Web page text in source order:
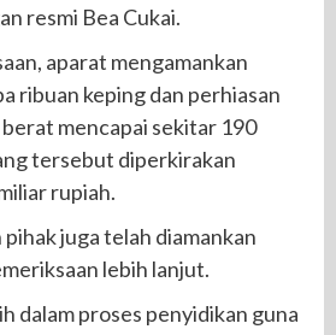
resmi Bea Cukai.
aparat mengamankan
ribuan keping dan perhiasan
mencapai sekitar 190
tersebut diperkirakan
rupiah.
juga telah diamankan
lebih lanjut.
dalam proses penyidikan guna